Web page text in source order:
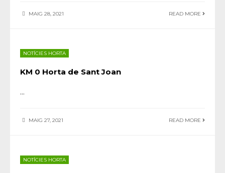
MAIG 28, 2021 READ MORE
NOTÍCIES HORTA
KM 0 Horta de Sant Joan
...
MAIG 27, 2021 READ MORE
NOTÍCIES HORTA